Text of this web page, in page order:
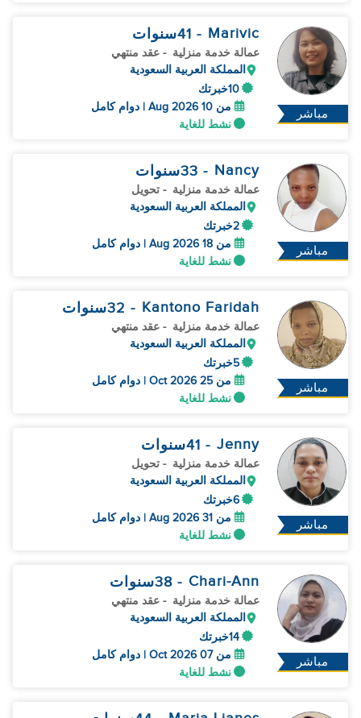
مباشر
Marivic
- 41 سنوات
عمالة خدمة منزلية - عقد منتهي
المملكة العربية السعودية
10خبرتك
من 10 Aug 2026 | دوام كامل
نشط للغاية
مباشر
Nancy
- 33 سنوات
عمالة خدمة منزلية - تحويل
المملكة العربية السعودية
2خبرتك
من 18 Aug 2026 | دوام كامل
نشط للغاية
مباشر
Kantono Faridah
- 32 سنوات
عمالة خدمة منزلية - عقد منتهي
المملكة العربية السعودية
5خبرتك
من 25 Oct 2026 | دوام كامل
نشط للغاية
مباشر
Jenny
- 41 سنوات
عمالة خدمة منزلية - تحويل
المملكة العربية السعودية
6خبرتك
من 31 Aug 2026 | دوام كامل
نشط للغاية
مباشر
Chari-Ann
- 38 سنوات
عمالة خدمة منزلية - عقد منتهي
المملكة العربية السعودية
14خبرتك
من 07 Oct 2026 | دوام كامل
نشط للغاية